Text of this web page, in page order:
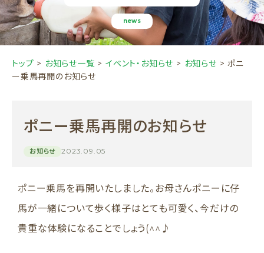
news
トップ > お知らせ一覧 >イベント・お知らせ > お知らせ >ポニ
ー乗馬再開のお知らせ
ポニー乗馬再開のお知らせ
お知らせ 2023.09.05
ポニー乗馬を再開いたしました。お母さんポニーに仔
馬が一緒について歩く様子はとても可愛く、今だけの
貴重な体験になることでしょう(^^♪